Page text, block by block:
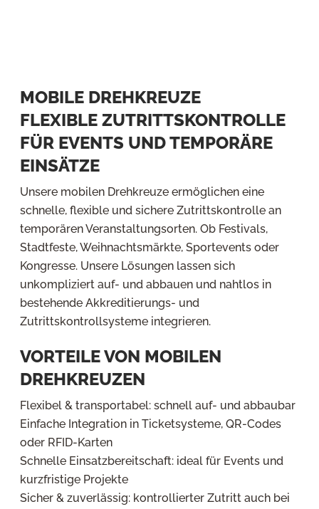
MOBILE DREHKREUZE
FLEXIBLE ZUTRITTSKONTROLLE
FÜR EVENTS UND TEMPORÄRE
EINSÄTZE
Unsere mobilen Drehkreuze ermöglichen eine
schnelle, flexible und sichere Zutrittskontrolle an
temporären Veranstaltungsorten. Ob Festivals,
Stadtfeste, Weihnachtsmärkte, Sportevents oder
Kongresse. Unsere Lösungen lassen sich
unkompliziert auf- und abbauen und nahtlos in
bestehende Akkreditierungs- und
Zutrittskontrollsysteme integrieren.
VORTEILE VON MOBILEN
DREHKREUZEN
Flexibel & transportabel: schnell auf- und abbaubar
Einfache Integration in Ticketsysteme, QR-Codes
oder RFID-Karten
Schnelle Einsatzbereitschaft: ideal für Events und
kurzfristige Projekte
Sicher & zuverlässig: kontrollierter Zutritt auch bei